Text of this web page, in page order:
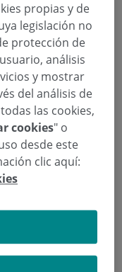
rica en
de
y, además,
de estrés en
propias y de
legislación no
protección de
análisis
y mostrar
del análisis de
las cookies,
cookies" o
desde este
clic aquí: